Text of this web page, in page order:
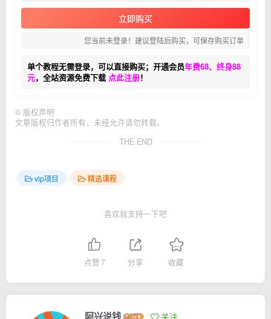
立即购买
您当前未登录！建议登陆后购买，可保存购买订单
单个教程无需登录，可以直接购买；开通会员年费68、终身88
元，全站资源免费下载 点此注册！
© 版权声明
文章版权归作者所有，未经允许请勿转载。
THE END
vip项目 精选课程
喜欢就支持一下吧
点赞7 分享 收藏
阿兴说钱 关注